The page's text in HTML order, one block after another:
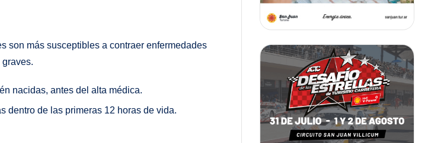
son más susceptibles a contraer enfermedades
nacidas, antes del alta médica.
dentro de las primeras 12 horas de vida.